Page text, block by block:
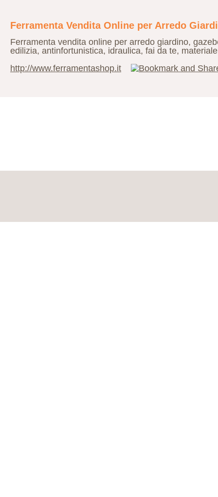
Ferramenta Vendita Online per Arredo
Ferramenta vendita online per arredo giardino,
edilizia, antinfortunistica, idraulica, fai da te,
http://www.ferramentashop.it